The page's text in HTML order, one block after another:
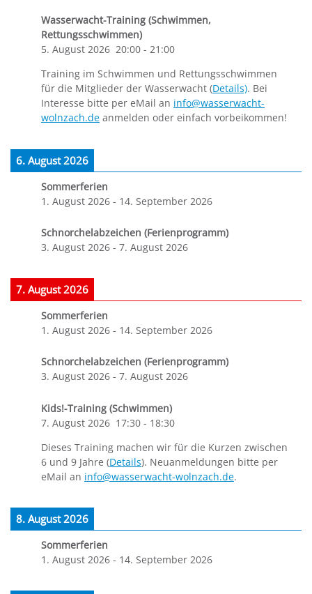
Wasserwacht-Training (Schwimmen,
Rettungsschwimmen)
5. August 2026 20:00 - 21:00
Training im Schwimmen und Rettungsschwimmen
für die Mitglieder der Wasserwacht (Details). Bei
Interesse bitte per eMail an info@wasserwacht-
wolnzach.de anmelden oder einfach vorbeikommen!
6. August 2026
Sommerferien
1. August 2026 - 14. September 2026
Schnorchelabzeichen (Ferienprogramm)
3. August 2026 - 7. August 2026
7. August 2026
Sommerferien
1. August 2026 - 14. September 2026
Schnorchelabzeichen (Ferienprogramm)
3. August 2026 - 7. August 2026
Kids!-Training (Schwimmen)
7. August 2026 17:30 - 18:30
Dieses Training machen wir für die Kurzen zwischen
6 und 9 Jahre (Details). Neuanmeldungen bitte per
eMail an info@wasserwacht-wolnzach.de.
8. August 2026
Sommerferien
1. August 2026 - 14. September 2026